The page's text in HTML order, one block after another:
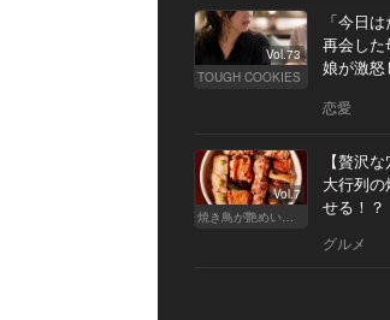
Vol.73
TOUGH COOKIES
「今日
再会した
娘が激怒
恋愛
Vol.7
焼き鳥が艶めいてきた
【贅沢
大行列
せる！？
グルメ